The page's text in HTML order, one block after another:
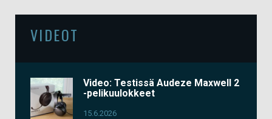
VIDEOT
Video: Testissä Audeze Maxwell 2
-pelikuulokkeet
15.6.2026